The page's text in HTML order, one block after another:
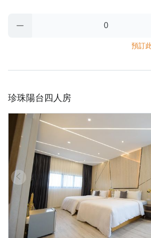
預訂
珍珠陽台四人房